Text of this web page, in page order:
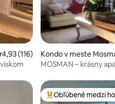
435ohodnotenie 4,93 z 5,
4,93 (116)
Kondo v meste
MOSMAN – krásny
Najobľúbenejšie
Obľúbené medzi